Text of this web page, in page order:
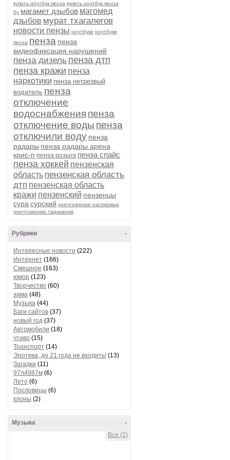
купить ноутбук пенза купить ноутбук пенза
бу магамет дзыбов магомед
дзыбов мурат тхагалегов
новости пензы ноутбуки ноутбуки
пенза пенза пенза
видеофиксация нарушений
пенза дизель пенза дтп
пенза кражи пенза
наркотики пенза нетрезвый
водитель пенза
отключение
водоснабжения пенза
отключение воды пенза
отключили воду пенза
радары пенза радары арена
крис-п пенза розыск пенза спайс
пенза хоккей пензенская
область пензенская область
дтп пензенская область
кражи пензенский пензенцы
сура сурский уничтожение насекомых
уничтожение тараканов
-
Рубрики
Интересные новости (222)
Интернет (166)
Смешное (163)
юмор (123)
Творчество (60)
зима (48)
Музыка (44)
Баги сайтов (37)
новый год (37)
Автомобили (18)
чтиво (15)
Транспорт (14)
Эротика, до 21 года не входить! (13)
Загадки (11)
97л4987м (6)
Лето (6)
Пословицы (6)
клоны (2)
-
Музыка
Все (2)